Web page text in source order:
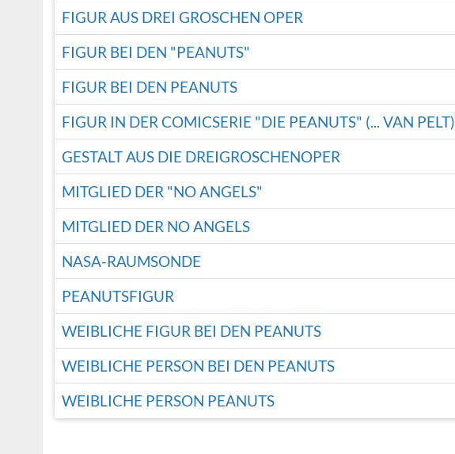
FIGUR AUS DREI GROSCHEN OPER
FIGUR BEI DEN "PEANUTS"
FIGUR BEI DEN PEANUTS
FIGUR IN DER COMICSERIE "DIE PEANUTS" (... VAN PELT)
GESTALT AUS DIE DREIGROSCHENOPER
MITGLIED DER "NO ANGELS"
MITGLIED DER NO ANGELS
NASA-RAUMSONDE
PEANUTSFIGUR
WEIBLICHE FIGUR BEI DEN PEANUTS
WEIBLICHE PERSON BEI DEN PEANUTS
WEIBLICHE PERSON PEANUTS